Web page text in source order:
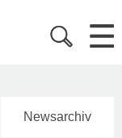
Newsarchiv